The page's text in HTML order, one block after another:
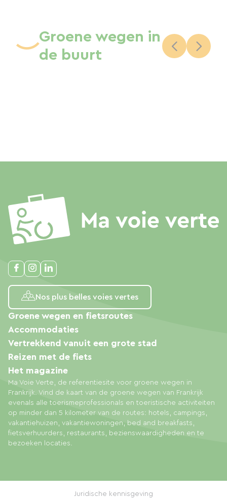
Groene wegen in
de buurt
Nos plus belles voies vertes
Ma Voie Verte, de referentiesite voor groene wegen in
Frankrijk. Vind de kaart van de groene wegen van Frankrijk
evenals alle toerismeprofessionals en toeristische activiteiten
op minder dan 5 kilometer van de routes: hotels, campings,
vakantiehuizen, vakantiewoningen, bed and breakfasts,
fietsverhuurders, restaurants, bezienswaardigheden en te
bezoeken locaties.
Groene wegen en fietsroutes
Accommodaties
Vertrekkend vanuit een grote stad
Reizen met de fiets
Het magazine
Juridische kennisgeving